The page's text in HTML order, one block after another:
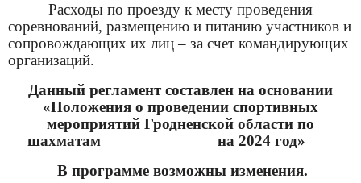
Расходы по проезду к месту проведения
соревнований, размещению и питанию участников и
сопровождающих их лиц – за счет командирующих
организаций.
Данный регламент составлен на основании
«Положения о проведении спортивных
мероприятий Гродненской области по
шахматам
на 2024 год»
В программе возможны изменения.